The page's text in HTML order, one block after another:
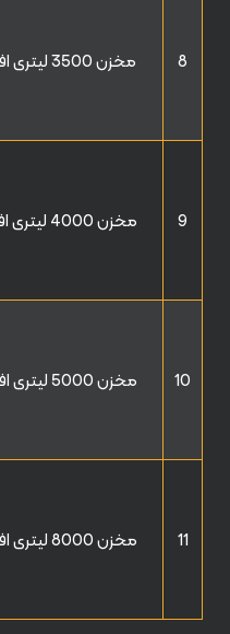
8 مخزن 3500 لیتری افقی
9 مخزن 4000 لیتری افقی
10 مخزن 5000 لیتری افقی
11 مخزن 8000 لیتری افقی